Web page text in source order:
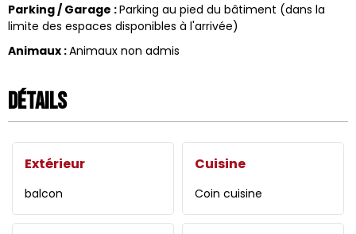
Parking / Garage :Parking au pied du bâtiment (dans la
limite des espaces disponibles à l'arrivée)
Animaux :Animaux non admis
Détails
Extérieur
balcon
Cuisine
Coin cuisine